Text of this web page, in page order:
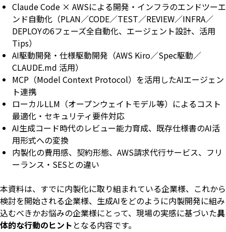
Claude Code × AWSによる開発・インフラのエンドツーエ
ンド自動化（PLAN／CODE／TEST／REVIEW／INFRA／
DEPLOYの6フェーズ全自動化、エージェント設計、活用
Tips）
AI駆動開発・仕様駆動開発（AWS Kiro／Spec駆動／
CLAUDE.md 活用）
MCP（Model Context Protocol）を活用したAIエージェン
ト連携
ローカルLLM（オープンウェイトモデル等）によるコスト
最適化・セキュリティ要件対応
AI生成コード時代のレビュー能力育成、既存仕様書のAI活
用形式への変換
内製化の費用感、契約形態、AWS請求代行サービス、フリ
ーランス・SESとの違い
本資料は、すでに内製化に取り組まれている企業様、これから
検討を開始される企業様、生成AIをどのように内製開発に組み
込むべきかお悩みの企業様にとって、現場の実感に基づいた具
体的な行動のヒント となる内容です。